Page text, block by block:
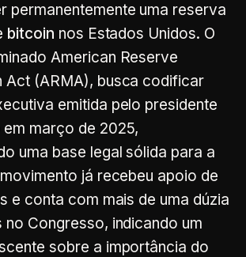
permanentemente uma reserva
bitcoin nos Estados Unidos. O
American Reserve
Act (ARMA), busca codificar
emitida pelo presidente
em março de 2025,
uma base legal sólida para a
já recebeu apoio de
e conta com mais de uma dúzia
Congresso, indicando um
sobre a importância do